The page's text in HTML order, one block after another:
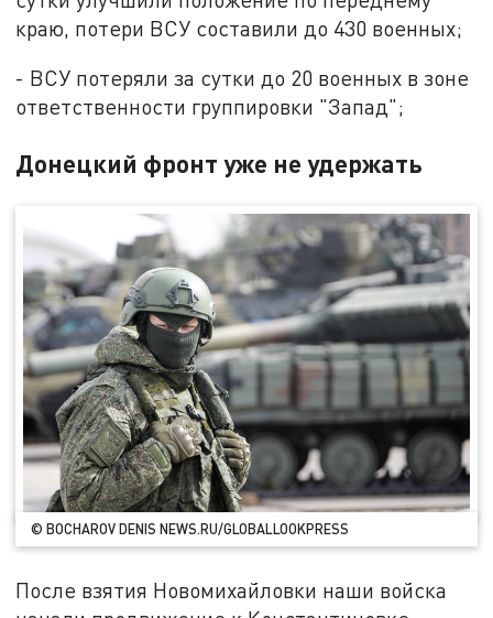
краю, потери ВСУ составили до 430 военных;
- ВСУ потеряли за сутки до 20 военных в зоне
ответственности группировки "Запад";
Донецкий фронт уже не удержать
© BOCHAROV DENIS NEWS.RU/GLOBALLOOKPRESS
После взятия Новомихайловки наши войска